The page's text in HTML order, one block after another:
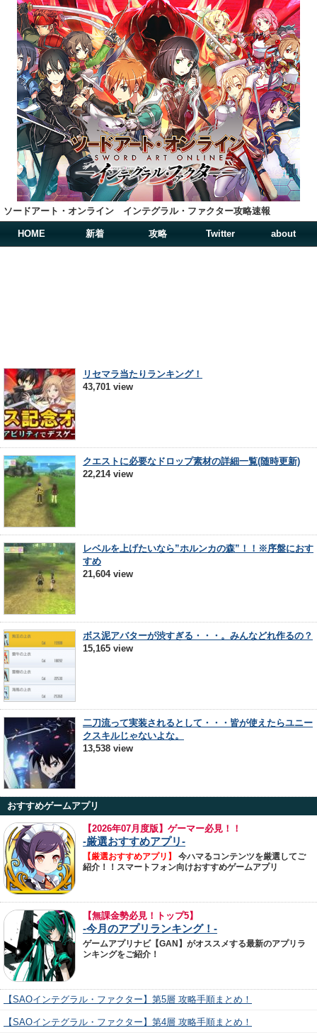
ソードアート・オンライン インテグラル・ファクター攻略速報
HOME 新着 攻略 Twitter about
リセマラ当たりランキング！
43,701 view
クエストに必要なドロップ素材の詳細一覧(随時更新)
22,214 view
レベルを上げたいなら”ホルンカの森”！！※序盤におす
すめ
21,604 view
ボス泥アバターが渋すぎる・・・。みんなどれ作るの？
15,165 view
二刀流って実装されるとして・・・皆が使えたらユニー
クスキルじゃないよな。
13,538 view
おすすめゲームアプリ
【2026年07月度版】ゲーマー必見！！
-厳選おすすめアプリ-
【厳選おすすめアプリ】
今ハマるコンテンツを厳選してご
紹介！！スマートフォン向けおすすめゲームアプリ
【無課金勢必見！トップ5】
-今月のアプリランキング！-
ゲームアプリナビ【GAN】がオススメする最新のアプリラ
ンキングをご紹介！
【SAOインテグラル・ファクター】第5層 攻略手順まとめ！
【SAOインテグラル・ファクター】第4層 攻略手順まとめ！